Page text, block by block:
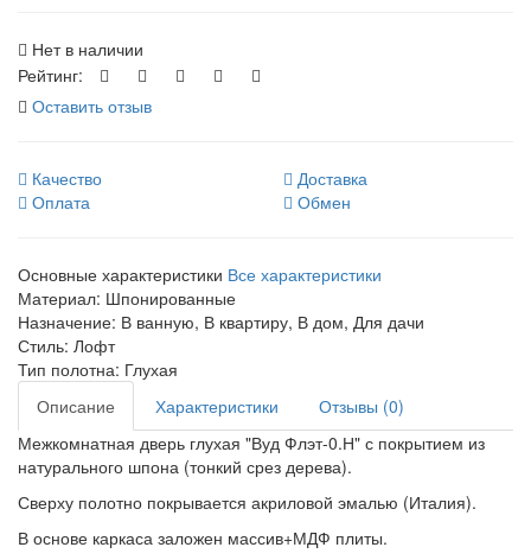
Нет в наличии
Рейтинг:
Оставить отзыв
Качество
Доставка
Оплата
Обмен
Основные характеристики Все характеристики
Материал: Шпонированные
Назначение: В ванную, В квартиру, В дом, Для дачи
Стиль: Лофт
Тип полотна: Глухая
Описание
Характеристики
Отзывы (0)
Межкомнатная дверь глухая "Вуд Флэт-0.Н" с покрытием из
натурального шпона (тонкий срез дерева).
Сверху полотно покрывается акриловой эмалью (Италия).
В основе каркаса заложен массив+МДФ плиты.